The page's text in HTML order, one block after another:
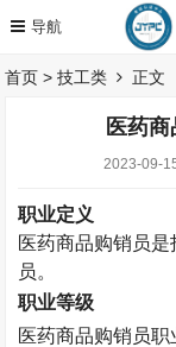
首页 >技工类 正文
医药
2023-09-
职业定义
医药商品购销员
员。
职业等级
医药商品购销员